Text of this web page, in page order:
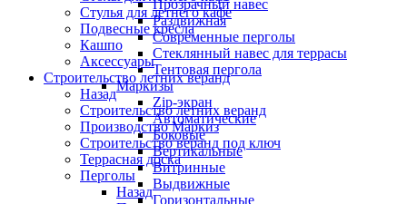
Прозрачный навес
Раздвижная
Современные перголы
Стеклянный навес для террасы
Тентовая пергола
Маркизы
Zip-экран
Автоматические
Боковые
Вертикальные
Витринные
Выдвижные
Горизонтальные
Стулья для летнего кафе
Подвесные кресла
Кашпо
Аксессуары
Строительство летних веранд
Назад
Строительство летних веранд
Производство Маркиз
Строительство веранд под ключ
Террасная доска
Перголы
Назад